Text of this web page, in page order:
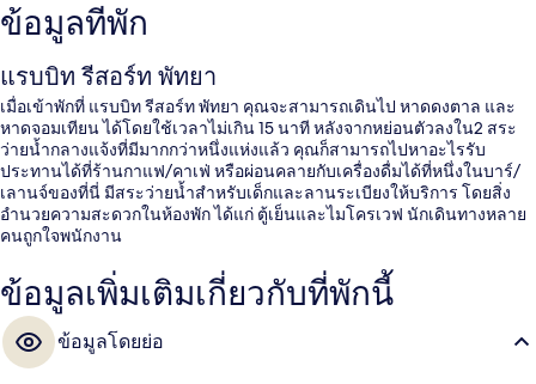
ข้อมูลที่พัก
แรบบิท รีสอร์ท พัทยา
เมื่อเข้าพักที่ แรบบิท รีสอร์ท พัทยา คุณจะสามารถเดินไป หาดดงตาล และ
หาดจอมเทียน ได้โดยใช้เวลาไม่เกิน 15 นาที หลังจากหย่อนตัวลงใน2 สระ
ว่ายน้ำกลางแจ้งที่มีมากกว่าหนึ่งแห่งแล้ว คุณก็สามารถไปหาอะไรรับ
ประทานได้ที่ร้านกาแฟ/คาเฟ่ หรือผ่อนคลายกับเครื่องดื่มได้ที่หนึ่งในบาร์/
เลานจ์ของที่นี่ มีสระว่ายน้ำสำหรับเด็กและลานระเบียงให้บริการ โดยสิ่ง
อำนวยความสะดวกในห้องพัก ได้แก่ ตู้เย็นและไมโครเวฟ นักเดินทางหลาย
คนถูกใจพนักงาน
ข้อมูลเพิ่มเติมเกี่ยวกับที่พักนี้
ข้อมูลโดยย่อ